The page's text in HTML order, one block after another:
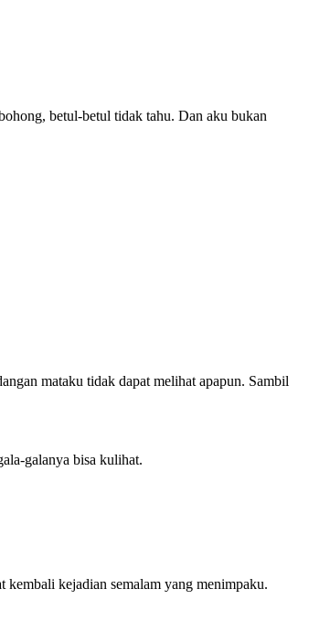
betul-betul tidak tahu. Dan aku bukan
mataku tidak dapat melihat apapun. Sambil
galanya bisa kulihat.
kejadian semalam yang menimpaku.